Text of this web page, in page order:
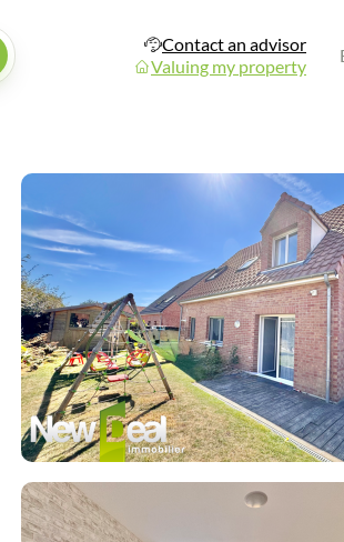
Contact an advisor
Valuing my property